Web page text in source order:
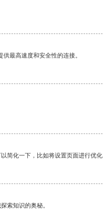
最高速度和安全性的连接。
简化一下，比如将设置页面进行优
索知识的奥秘。